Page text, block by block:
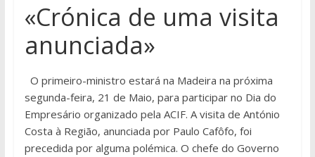
«Crónica de uma visita
anunciada»
O primeiro-ministro estará na Madeira na próxima
segunda-feira, 21 de Maio, para participar no Dia do
Empresário organizado pela ACIF. A visita de António
Costa à Região, anunciada por Paulo Cafôfo, foi
precedida por alguma polémica. O chefe do Governo